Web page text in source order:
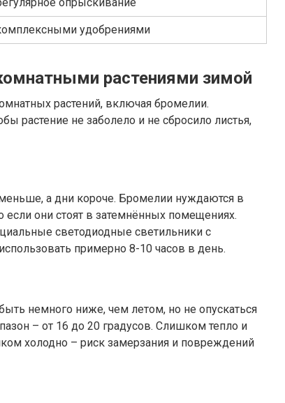
удобрениями
растениями зимой
растений, включая бромелии.
растение не заболело и не сбросило листья,
а дни короче. Бромелии нуждаются в
они стоят в затемнённых помещениях.
светодиодные светильники с
примерно 8-10 часов в день.
немного ниже, чем летом, но не опускаться
– от 16 до 20 градусов. Слишком тепло и
холодно – риск замерзания и повреждений